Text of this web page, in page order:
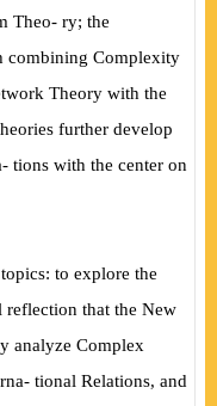
Theo- ry; the
combining Complexity
Theory with the
further develop
tions with the center on
to explore the
reflection that the New
analyze Complex
tional Relations, and